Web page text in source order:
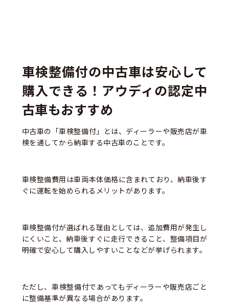
車検整備付の中古車は安心して
購入できる！アウディの認定中
古車もおすすめ
中古車の「車検整備付」とは、ディーラーや販売店が車
検を通してから納車する中古車のことです。
車検整備費用は車両本体価格に含まれており、納車後す
ぐに運転を始められるメリットがあります。
車検整備付が選ばれる理由としては、追加費用が発生し
にくいこと、納車後すぐに走行できること、整備項目が
明確で安心して購入しやすいことなどが挙げられます。
ただし、車検整備付であってもディーラーや販売店ごと
に整備基準が異なる場合があります。